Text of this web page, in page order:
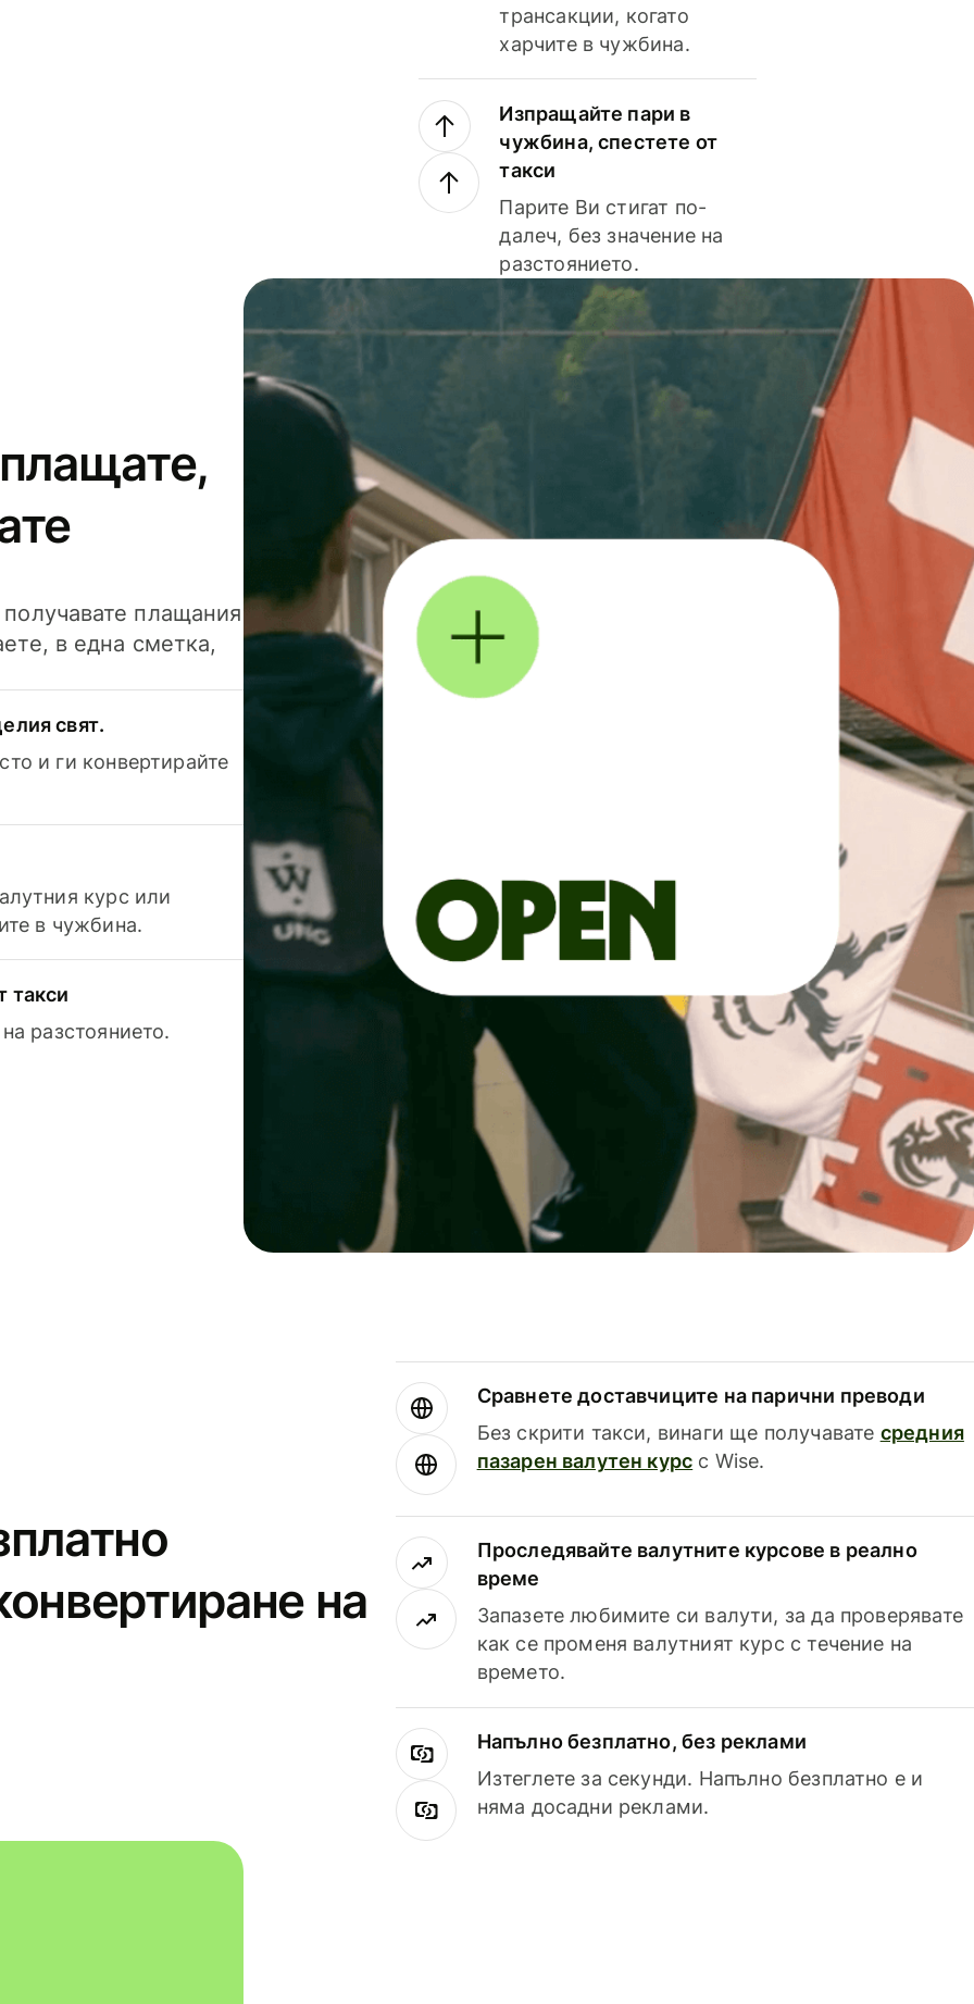
трансакции, когато
харчите в чужбина.
Изпращайте пари в
чужбина, спестете от
такси
Парите Ви стигат по-
далеч, без значение на
разстоянието.
плащания
в една сметка,
свят.
и ги конвертирайте
курс или
в чужбина.
такси
разстоянието.
на
Сравнете доставчиците на парични преводи
Без скрити такси, винаги ще получавате средния
пазарен валутен курс с Wise.
Проследявайте валутните курсове в реално
време
Запазете любимите си валути, за да проверявате
как се променя валутният курс с течение на
времето.
Напълно безплатно, без реклами
Изтеглете за секунди. Напълно безплатно е и
няма досадни реклами.